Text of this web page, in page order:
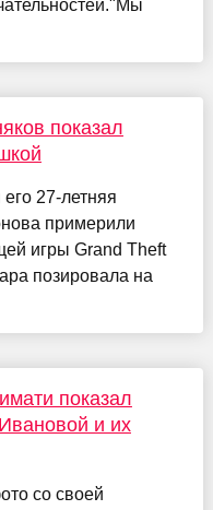
показал
27-летняя
примерили
игры Grand Theft
позировала на
показал
и их
со своей